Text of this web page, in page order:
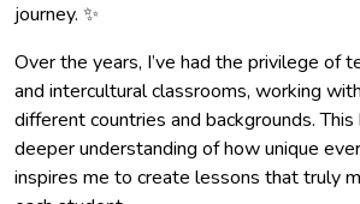
journey. ✨
Over the years, I’ve had the privilege of
and intercultural classrooms, working
different countries and backgrounds. This
deeper understanding of how unique
inspires me to create lessons that truly